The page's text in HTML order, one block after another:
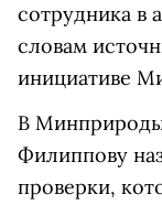
сотрудника в
словам
инициативе
В Минприроды
Филиппову
проверки,